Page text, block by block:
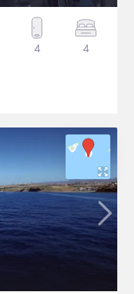
4 4